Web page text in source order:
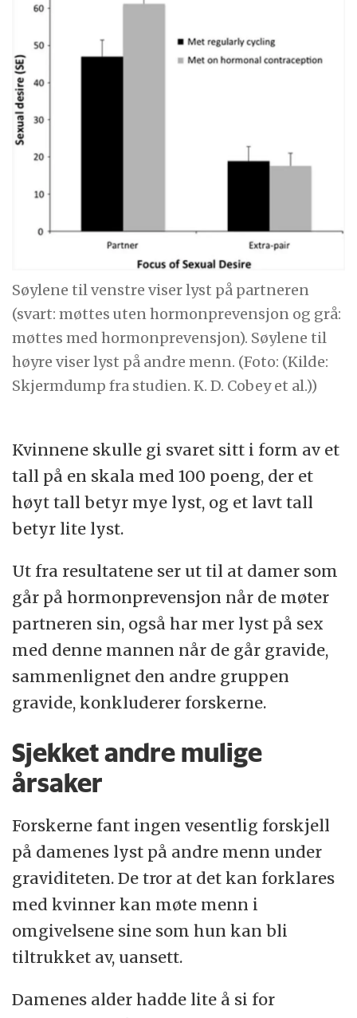
Søylene til venstre viser lyst på partneren
(svart: møttes uten hormonprevensjon og grå:
møttes med hormonprevensjon). Søylene til
høyre viser lyst på andre menn. (Foto: (Kilde:
Skjermdump fra studien. K. D. Cobey et al.))
Kvinnene skulle gi svaret sitt i form av et
tall på en skala med 100 poeng, der et
høyt tall betyr mye lyst, og et lavt tall
betyr lite lyst.
Ut fra resultatene ser ut til at damer som
går på hormonprevensjon når de møter
partneren sin, også har mer lyst på sex
med denne mannen når de går gravide,
sammenlignet den andre gruppen
gravide, konkluderer forskerne.
Sjekket andre mulige
årsaker
Forskerne fant ingen vesentlig forskjell
på damenes lyst på andre menn under
graviditeten. De tror at det kan forklares
med kvinner kan møte menn i
omgivelsene sine som hun kan bli
tiltrukket av, uansett.
Damenes alder hadde lite å si for